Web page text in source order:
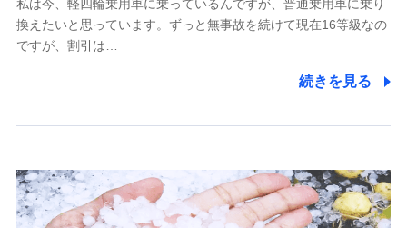
(https://pshoken.co.jp/)
リトルファミリー少額短期保険株式会社
(https://www.littlefamily-ssi.com/)
郵便、電話、およびＥメール等により、当社と取引のあるも
た維持管理等の委託業務遂行のため、またそれらに付帯、関
連する当社および提携会社のサービスを案内、提供するため
（なお、当社は複数の保険会社と取引があり、取得した個人
私は今、軽四輪乗用車に乗っているんですが、普通乗用車に乗り
換えたいと思っています。ずっと無事故を続けて現在16等級なの
ですが、割引は…
続きを見る